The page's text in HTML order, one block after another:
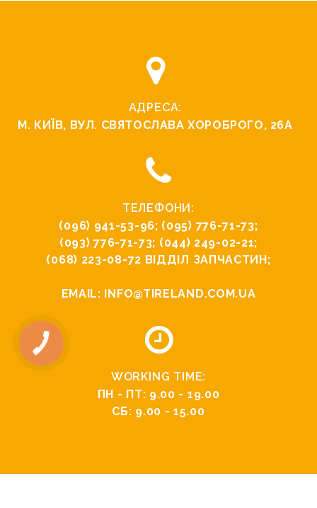
АДРЕСА:
М. КИЇВ, ВУЛ. СВЯТОСЛАВА ХОРОБРОГО, 26А
ТЕЛЕФОНИ:
(096) 941-53-96; (095) 776-71-73;
(093) 776-71-73; (044) 249-02-21;
(068) 223-08-72 ВІДДІЛ ЗАПЧАСТИН;
EMAIL: INFO@TIRELAND.COM.UA
WORKING TIME:
ПН - ПТ: 9.00 - 19.00
СБ: 9.00 - 15.00